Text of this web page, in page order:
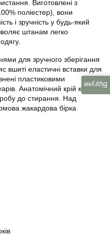
Виготовлені з
поліестер), вони
і зручність у будь-який
штанам легко
для зручного зберігання
вшиті еластичні вставки для
пластиковими
Анатомічний крій колін
до стирання. Над
жакардова бірка
Відгуки